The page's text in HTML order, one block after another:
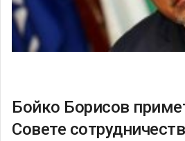
Бойко Борисов
Совете